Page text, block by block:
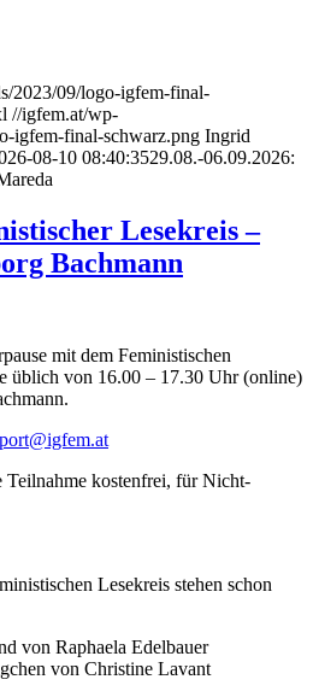
2023/09/logo-igfem-final-
//igfem.at/wp-
igfem-final-schwarz.png Ingrid
08-10 08:40:3529.08.-06.09.2026:
Lesekreis –
Bachmann
mit dem Feministischen
üblich von 16.00 – 17.30 Uhr (online)
kostenfrei, für Nicht-
Lesekreis stehen schon
von Raphaela Edelbauer
von Christine Lavant